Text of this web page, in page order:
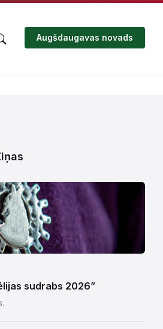
Augšdaugavas novads
sudrabs 2026”